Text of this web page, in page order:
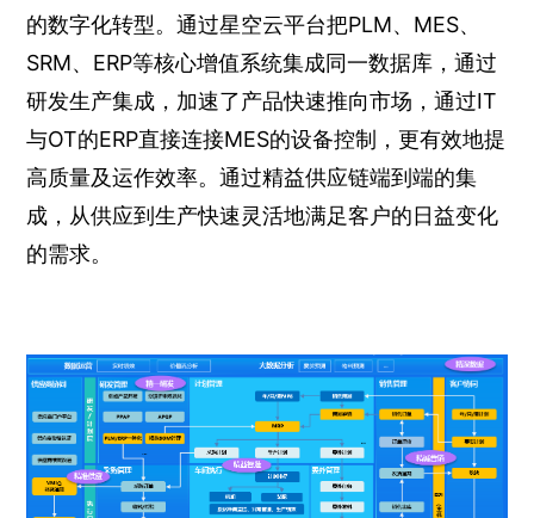
的数字化转型。通过星空云平台把PLM、MES、
SRM、ERP等核心增值系统集成同一数据库，通过
研发生产集成，加速了产品快速推向市场，通过IT
与OT的ERP直接连接MES的设备控制，更有效地提
高质量及运作效率。通过精益供应链端到端的集
成，从供应到生产快速灵活地满足客户的日益变化
的需求。